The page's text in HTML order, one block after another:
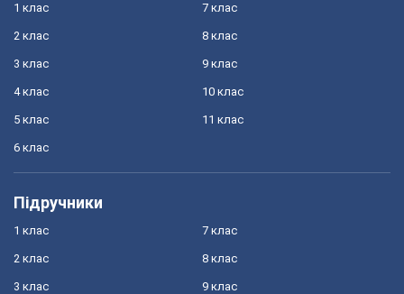
1 клас
2 клас
3 клас
4 клас
5 клас
6 клас
7 клас
8 клас
9 клас
10 клас
11 клас
Підручники
1 клас
2 клас
3 клас
7 клас
8 клас
9 клас